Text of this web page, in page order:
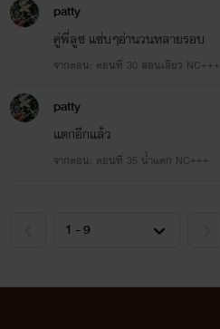
patty
คู่พี่ลูซ แซ่บๆอ่านวนหลายรอบ
จากตอน: ตอนที่ 30 สอนเสียว NC+++
patty
แตกอีกแล้ว
จากตอน: ตอนที่ 35 น้ำแตก NC+++